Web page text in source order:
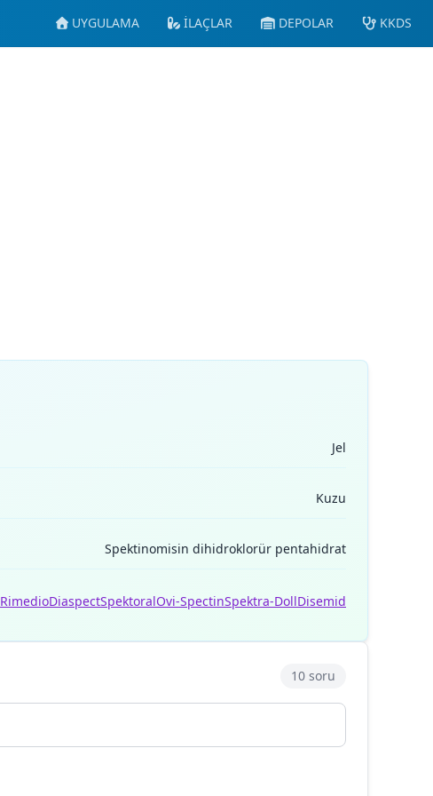
UYGULAMA İLAÇLAR DEPOLAR KKDS
Jel
Kuzu
Spektinomisin dihidroklorür pentahidrat
RimedioDiaspectSpektoralOvi-SpectinSpektra-DollDisemid
10 soru